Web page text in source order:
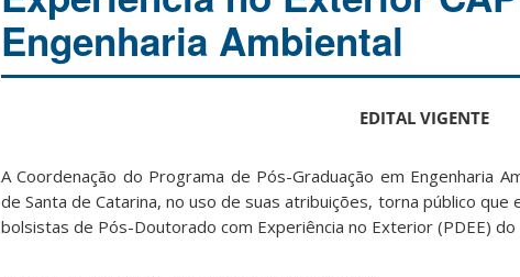
Engenharia Ambiental
EDITAL VIGENTE
A Coordenação do Programa de Pós-Graduação em Engenharia
de Santa de Catarina, no uso de suas atribuições, torna público
bolsistas de Pós-Doutorado com Experiência no Exterior (PDEE) do